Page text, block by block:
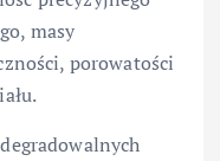
masy
porowatości